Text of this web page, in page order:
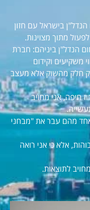
הנדל"ן בישראל עם חזון
מתוך מצוינות.
הנדל"ן ביניהם: חברת
משקיעים וקידום
חלק מהשוק אלא מעצב
חיפה, אני מחויב
מהם עבר את "מבחני
אלא כי אני רואה
לתוצאות.